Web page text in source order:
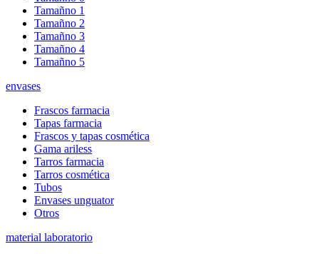
Tamañno 1
Tamañno 2
Tamañno 3
Tamañno 4
Tamañno 5
envases
Frascos farmacia
Tapas farmacia
Frascos y tapas cosmética
Gama ariless
Tarros farmacia
Tarros cosmética
Tubos
Envases unguator
Otros
material laboratorio